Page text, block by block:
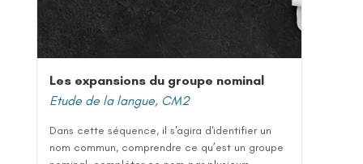
Les expansions du groupe nominal
Etude de la langue, CM2
Dans cette séquence, il s'agira d'identifier un
nom commun, comprendre ce qu’est un groupe